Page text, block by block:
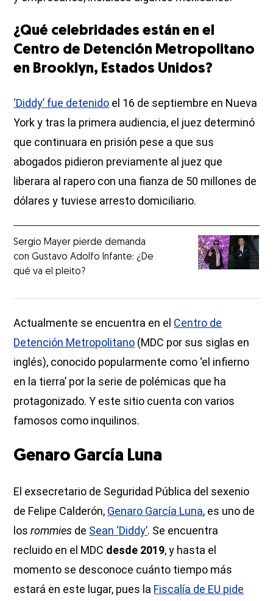
¿Qué celebridades están en el
Centro de Detención Metropolitano
en Brooklyn, Estados Unidos?
‘Diddy’ fue detenido el 16 de septiembre en Nueva
York y tras la primera audiencia, el juez determinó
que continuara en prisión pese a que sus
abogados pidieron previamente al juez que
liberara al rapero con una fianza de 50 millones de
dólares y tuviese arresto domiciliario.
Sergio Mayer pierde demanda
con Gustavo Adolfo Infante: ¿De
qué va el pleito?
Actualmente se encuentra en el Centro de
Detención Metropolitano (MDC por sus siglas en
inglés), conocido popularmente como ‘el infierno
en la tierra’ por la serie de polémicas que ha
protagonizado. Y este sitio cuenta con varios
famosos como inquilinos.
Genaro García Luna
El exsecretario de Seguridad Pública del sexenio
de Felipe Calderón, Genaro García Luna, es uno de
losrommies de Sean ‘Diddy’. Se encuentra
recluido en el MDC desde 2019, y hasta el
momento se desconoce cuánto tiempo más
estará en este lugar, pues la Fiscalía de EU pide